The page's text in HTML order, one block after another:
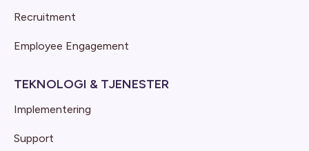
Recruitment
Employee Engagement
TEKNOLOGI & TJENESTER
Implementering
Support